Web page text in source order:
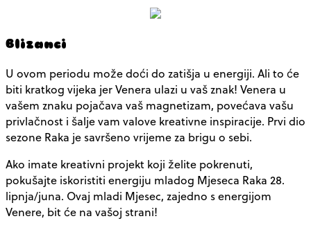
Blizanci
U ovom periodu može doći do zatišja u energiji. Ali to će
biti kratkog vijeka jer Venera ulazi u vaš znak! Venera u
vašem znaku pojačava vaš magnetizam, povećava vašu
privlačnost i šalje vam valove kreativne inspiracije. Prvi dio
sezone Raka je savršeno vrijeme za brigu o sebi.
Ako imate kreativni projekt koji želite pokrenuti,
pokušajte iskoristiti energiju mladog Mjeseca Raka 28.
lipnja/juna. Ovaj mladi Mjesec, zajedno s energijom
Venere, bit će na vašoj strani!